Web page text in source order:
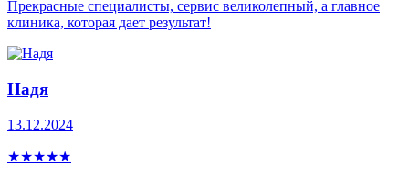
Прекрасные специалисты, сервис великолепный, а главное
клиника, которая дает результат!
Надя
13.12.2024
★★★★★